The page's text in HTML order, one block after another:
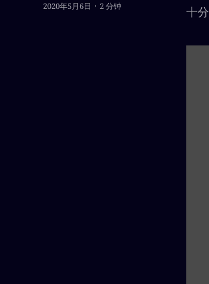
十
2020年5月6日 2 分钟